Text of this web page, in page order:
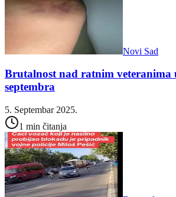
Novi Sad
Brutalnost nad ratnim veteranima
septembra
5. Septembar 2025.
1 min čitanja